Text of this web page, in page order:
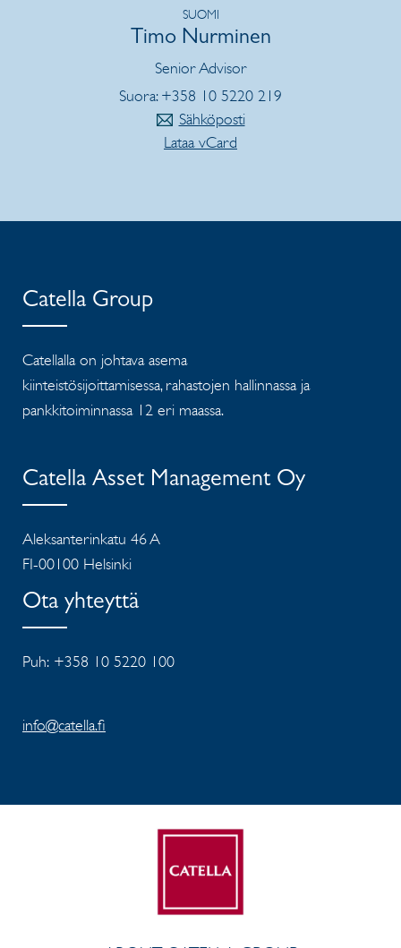
SUOMI
Timo Nurminen
Senior Advisor
Suora: +358 10 5220 219
Sähköposti
Lataa vCard
Catella Group
Catellalla on johtava asema
kiinteistösijoittamisessa, rahastojen hallinnassa ja
pankkitoiminnassa 12 eri maassa.
Catella Asset Management Oy
Aleksanterinkatu 46 A
FI-00100 Helsinki
Ota yhteyttä
Puh: +358 10 5220 100
info@catella.fi